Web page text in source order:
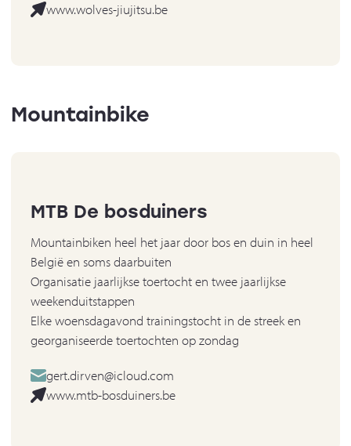
www.wolves-jiujitsu.be
Mountainbike
MTB De bosduiners
Mountainbiken heel het jaar door bos en duin in heel
België en soms daarbuiten
Organisatie jaarlijkse toertocht en twee jaarlijkse
weekenduitstappen
Elke woensdagavond trainingstocht in de streek en
georganiseerde toertochten op zondag
gert.dirven@icloud.com
www.mtb-bosduiners.be